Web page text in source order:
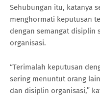
Sehubungan itu, katanya
menghormati keputusan
dengan semangat disiplin
organisasi.
“Terimalah keputusan
sering menuntut orang
dan disiplin organisasi,”